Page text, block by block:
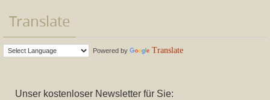
Translate
Powered by Translate
Unser kostenloser Newsletter für Sie: